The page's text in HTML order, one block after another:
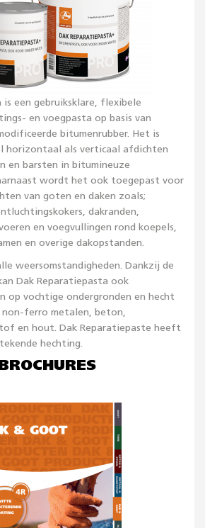
is een gebruiksklare, flexibele
en voegpasta op basis van
bitumenrubber. Het is
horizontaal als verticaal afdichten
en barsten in bitumineuze
wordt het ook toegepast voor
van goten en daken zoals;
dakranden,
en voegvullingen rond koepels,
en overige dakopstanden.
weersomstandigheden. Dankzij de
Dak Reparatiepasta ook
op vochtige ondergronden en hecht
ferro metalen, beton,
en hout. Dak Reparatiepaste heeft
hechting.
BROCHURES